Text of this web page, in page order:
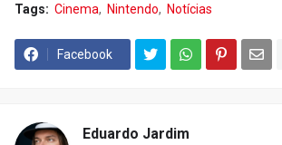
Tags: Cinema Nintendo Notícias
Facebook
Eduardo Jardim